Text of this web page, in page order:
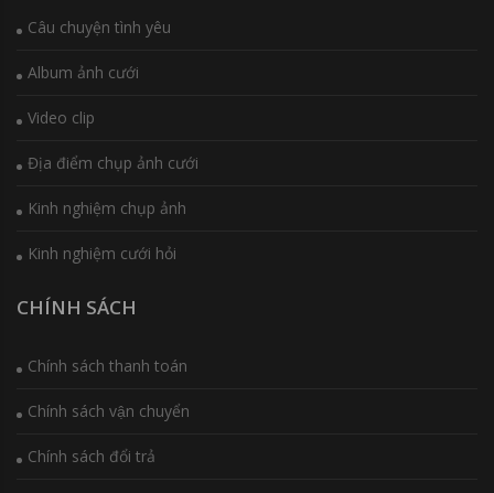
Câu chuyện tình yêu
Album ảnh cưới
Video clip
Địa điểm chụp ảnh cưới
Kinh nghiệm chụp ảnh
Kinh nghiệm cưới hỏi
CHÍNH SÁCH
Chính sách thanh toán
Chính sách vận chuyển
Chính sách đổi trả